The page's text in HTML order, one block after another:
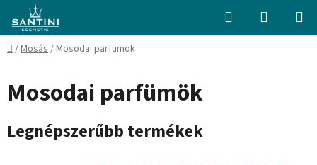
fő
tartalomhoz
Keresés KOSÁR
Kezdőlap
/Mosás/Mosodai parfümök
Mosodai parfümök
Legnépszerűbb termékek